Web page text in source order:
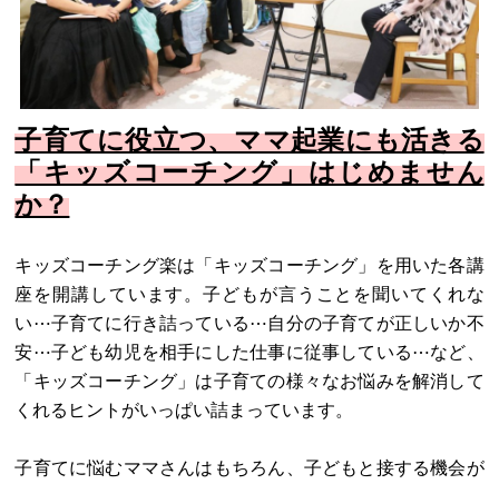
子育てに役立つ、ママ起業にも活きる
「キッズコーチング」はじめません
か？
キッズコーチング楽は「キッズコーチング」を用いた各講
座を開講しています。子どもが言うことを聞いてくれな
い⋯子育てに行き詰っている⋯自分の子育てが正しいか不
安⋯子ども幼児を相手にした仕事に従事している⋯など、
「キッズコーチング」は子育ての様々なお悩みを解消して
くれるヒントがいっぱい詰まっています。
子育てに悩むママさんはもちろん、子どもと接する機会が